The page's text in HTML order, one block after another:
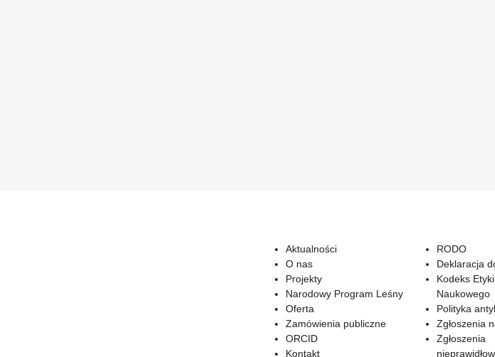
Aktualności
O nas
Projekty
Narodowy Program Leśny
Oferta
Zamówienia publiczne
ORCID
Kontakt
RODO
Deklaracja
Kodeks
Naukowego
Polityka
Zgłoszenia
Zgłoszenia